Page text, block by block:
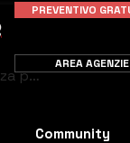
PREVENTIVO
AREA AGENZIE
Community
Visualizza punti